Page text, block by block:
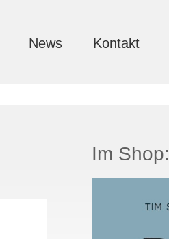
News Kontakt
Im Shop: